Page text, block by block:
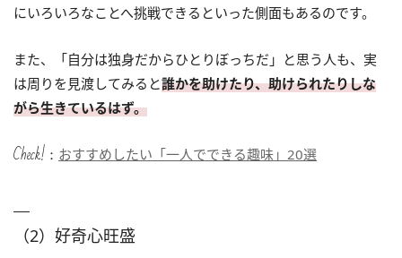
にいろいろなことへ挑戦できるといった側面もあるのです。
また、「自分は独身だからひとりぼっちだ」と思う人も、実
は周りを見渡してみると誰かを助けたり、助けられたりしな
がら生きているはず。
Check!： おすすめしたい「一人でできる趣味」20選
（2）好奇心旺盛